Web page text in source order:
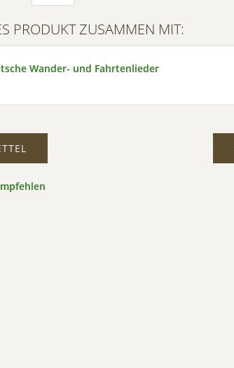
PRODUKT ZUSAMMEN MIT:
Wander- und Fahrtenlieder